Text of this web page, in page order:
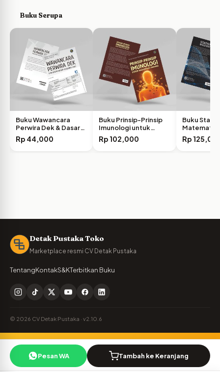
Buku Serupa
Buku Wawancara
Perwira Dek & Dasar-
Dasar…
Rp 44,000
Buku Prinsip-Prinsip
Imunologi untuk
Mahasiswa Farmasi
Rp 102,000
Buku
Acak…
Rp
Pesan WA Tambah ke Keranjang
Detak Pustaka Toko
Marketplace resmi CV Detak Pustaka
TentangKontakS&KTerbitkan Buku
© 2026 CV Detak Pustaka · v2.10.6
Penulis Detak Pustaka?
Cek royalti & naskah Anda